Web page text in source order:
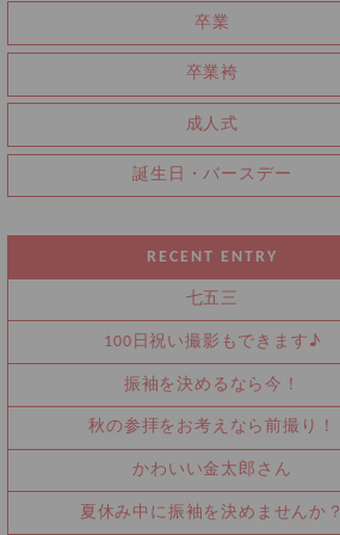
卒業
卒業袴
成人式
誕生日・バースデー
RECENT ENTRY
七五三
100日祝い撮影もできます♪
振袖を決めるなら今！
秋の参拝をお考えなら前撮り！
かわいい金太郎さん
夏休み中に振袖を決めませんか？